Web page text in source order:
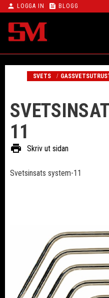
Meny
person LOGGA IN feed BLOGG
SVETS
11
print Skriv ut sidan
Svetsinsats system-11